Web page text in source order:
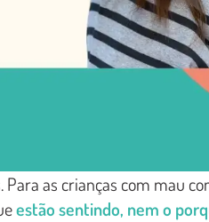
as crianças com mau
estão sentindo, nem o